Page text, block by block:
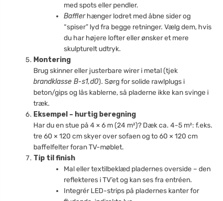
med spots eller pendler.
Bafflerhænger lodret med åbne sider og
“spiser” lyd fra begge retninger. Vælg dem, hvis
du har højere lofter eller ønsker et mere
skulpturelt udtryk.
Montering
Brug skinner eller justerbare wirer i metal (tjek
brandklasse B-s1,d0). Sørg for solide rawlplugs i
beton/gips og lås kablerne, så pladerne ikke kan svinge i
træk.
Eksempel – hurtig beregning
Har du en stue på 4 × 6 m (24 m²)? Dæk ca. 4-5 m²: f.eks.
tre 60 × 120 cm skyer over sofaen og to 60 × 120 cm
baffelfelter foran TV-møblet.
Tip til finish
Mal eller textilbeklæd pladernes overside – den
reflekteres i TV’et og kan ses fra entréen.
Integrér LED-strips på pladernes kanter for